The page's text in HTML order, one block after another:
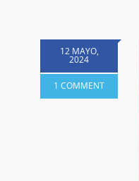
12 MAYO,
2024
1 COMMENT